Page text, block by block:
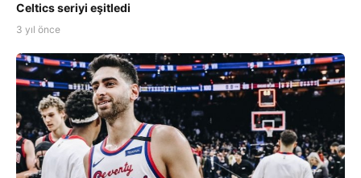
Celtics seriyi eşitledi
3 yıl önce